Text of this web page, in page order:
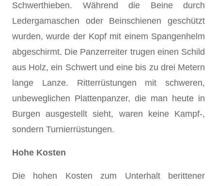
Schwerthieben. Während die Beine durch
Ledergamaschen oder Beinschienen geschützt
wurden, wurde der Kopf mit einem Spangenhelm
abgeschirmt. Die Panzerreiter trugen einen Schild
aus Holz, ein Schwert und eine bis zu drei Metern
lange Lanze. Ritterrüstungen mit schweren,
unbeweglichen Plattenpanzer, die man heute in
Burgen ausgestellt sieht, waren keine Kampf-,
sondern Turnierrüstungen.
Hohe Kosten
Die hohen Kosten zum Unterhalt berittener